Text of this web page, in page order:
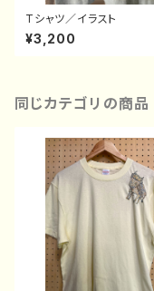
Tシャツ／イラスト
¥3,200
同じカテゴリの商品